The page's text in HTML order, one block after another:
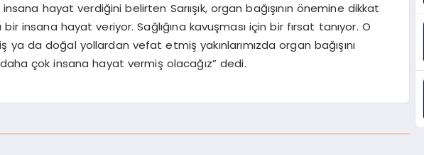
insana hayat verdiğini belirten Sarıışık, organ bağışının önemine dikkat
insana hayat veriyor. Sağlığına kavuşması için bir fırsat tanıyor. O
da doğal yollardan vefat etmiş yakınlarımızda organ bağışını
çok insana hayat vermiş olacağız” dedi.